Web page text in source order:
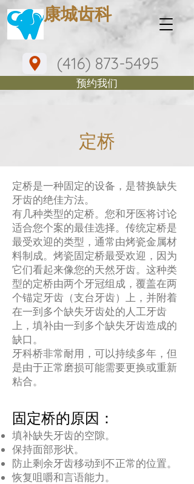
​康城齿科
预约我们
(416) 873-5495
定桥
定桥是一种固定的设备，是替换缺失
牙齿的绝佳方法。
有几种类型的定桥。您和牙医将讨论
适合您个案的最佳选择。传统定桥是
最受欢迎的类型，通常由烤瓷金属材
料制成。烤瓷固定桥最受欢迎，因为
它们看起来像您的天然牙齿。这种类
型的定桥由两个牙冠组成，覆盖在两
个锚定牙齿（支台牙齿）上，并附着
在一到多个缺失牙齿处的人工牙齿
上，填补由一到多个缺失牙齿造成的
缺口。
牙科桥非常耐用，可以持续多年，但
是由于正常磨损可能需要更换或重新
粘合。
固定桥的原因：
填补缺失牙齿的空隙。
保持面部形状。
防止剩余牙齿移动到不正常的位置。
恢复咀嚼和言语能力。